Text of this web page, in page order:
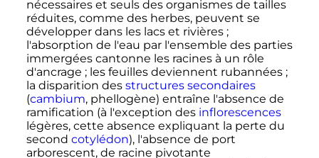
nécessaires et seuls des organismes de tailles
réduites, comme des herbes, peuvent se
développer dans les lacs et rivières ;
l'absorption de l'eau par l'ensemble des parties
immergées cantonne les racines à un rôle
d'ancrage ; les feuilles deviennent rubannées ;
la disparition des structures secondaires
(cambium, phellogène) entraîne l'absence de
ramification (à l'exception des inflorescences
légères, cette absence expliquant la perte du
second cotylédon), l'absence de port
arborescent, de racine pivotante